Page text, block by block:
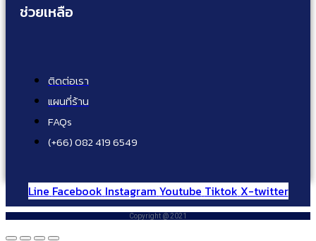
ช่วยเหลือ
ติดต่อเรา
แผนที่ร้าน
FAQs
(+66) 082 419 6549
Line Facebook Instagram Youtube Tiktok X-twitter
Copyright @ 2021